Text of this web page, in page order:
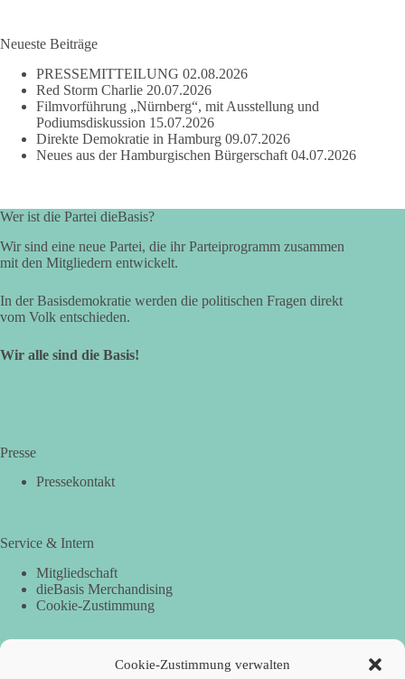
Cookie-Zustimmung verwalten
Neueste Beiträge
PRESSEMITTEILUNG 02.08.2026
Red Storm Charlie 20.07.2026
Filmvorführung „Nürnberg“, mit Ausstellung und
Podiumsdiskussion 15.07.2026
Direkte Demokratie in Hamburg 09.07.2026
Neues aus der Hamburgischen Bürgerschaft 04.07.2026
Wer ist die Partei dieBasis?
Wir sind eine neue Partei, die ihr Parteiprogramm zusammen
mit den Mitgliedern entwickelt.
In der Basisdemokratie werden die politischen Fragen direkt
vom Volk entschieden.
Wir alle sind die Basis!
Presse
Pressekontakt
Service & Intern
Mitgliedschaft
dieBasis Merchandising
Cookie-Zustimmung